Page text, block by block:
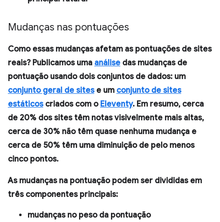
Mudanças nas pontuações
Como essas mudanças afetam as pontuações de sites
reais? Publicamos uma análise das mudanças de
pontuação usando dois conjuntos de dados: um
conjunto geral de sitese um conjunto de sites
estáticoscriados com o Eleventy. Em resumo, cerca
de 20% dos sites têm notas visivelmente mais altas,
cerca de 30% não têm quase nenhuma mudança e
cerca de 50% têm uma diminuição de pelo menos
cinco pontos.
As mudanças na pontuação podem ser divididas em
três componentes principais:
mudanças no peso da pontuação